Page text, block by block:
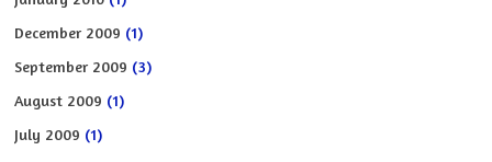
December 2009 (1)
September 2009 (3)
August 2009 (1)
July 2009 (1)